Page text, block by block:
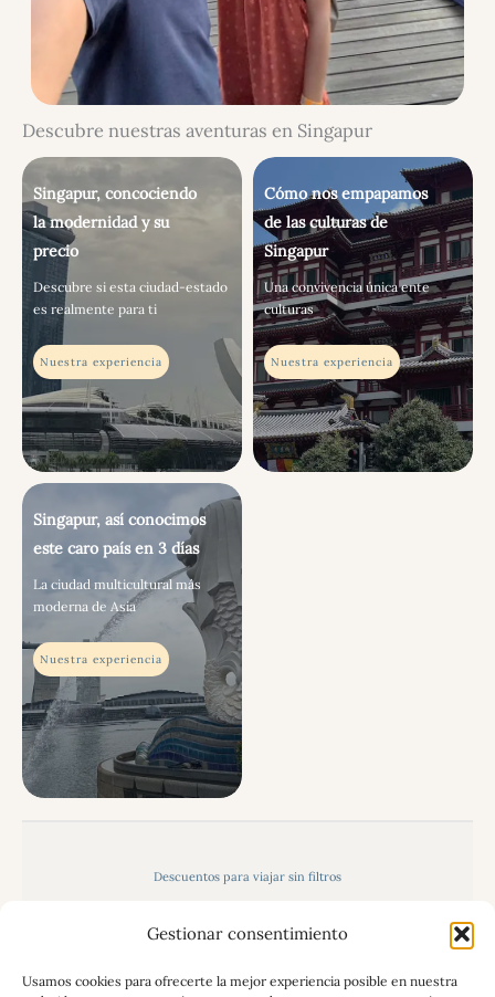
Gestionar consentimiento
Usamos cookies para ofrecerte la mejor experiencia posible en nuestra
Descubre nuestras aventuras en Singapur
Singapur, concociendo
la modernidad y su
precio
Descubre si esta ciudad-estado
es realmente para ti
Nuestra experiencia
Cómo nos empapamos
de las culturas de
Singapur
Una convivencia única ente
culturas
Nuestra experiencia
Singapur, así conocimos
este caro país en 3 días
La ciudad multicultural más
moderna de Asia
Nuestra experiencia
Descuentos para viajar sin filtros
Política de privacidad, aviso legal y uso de cookies